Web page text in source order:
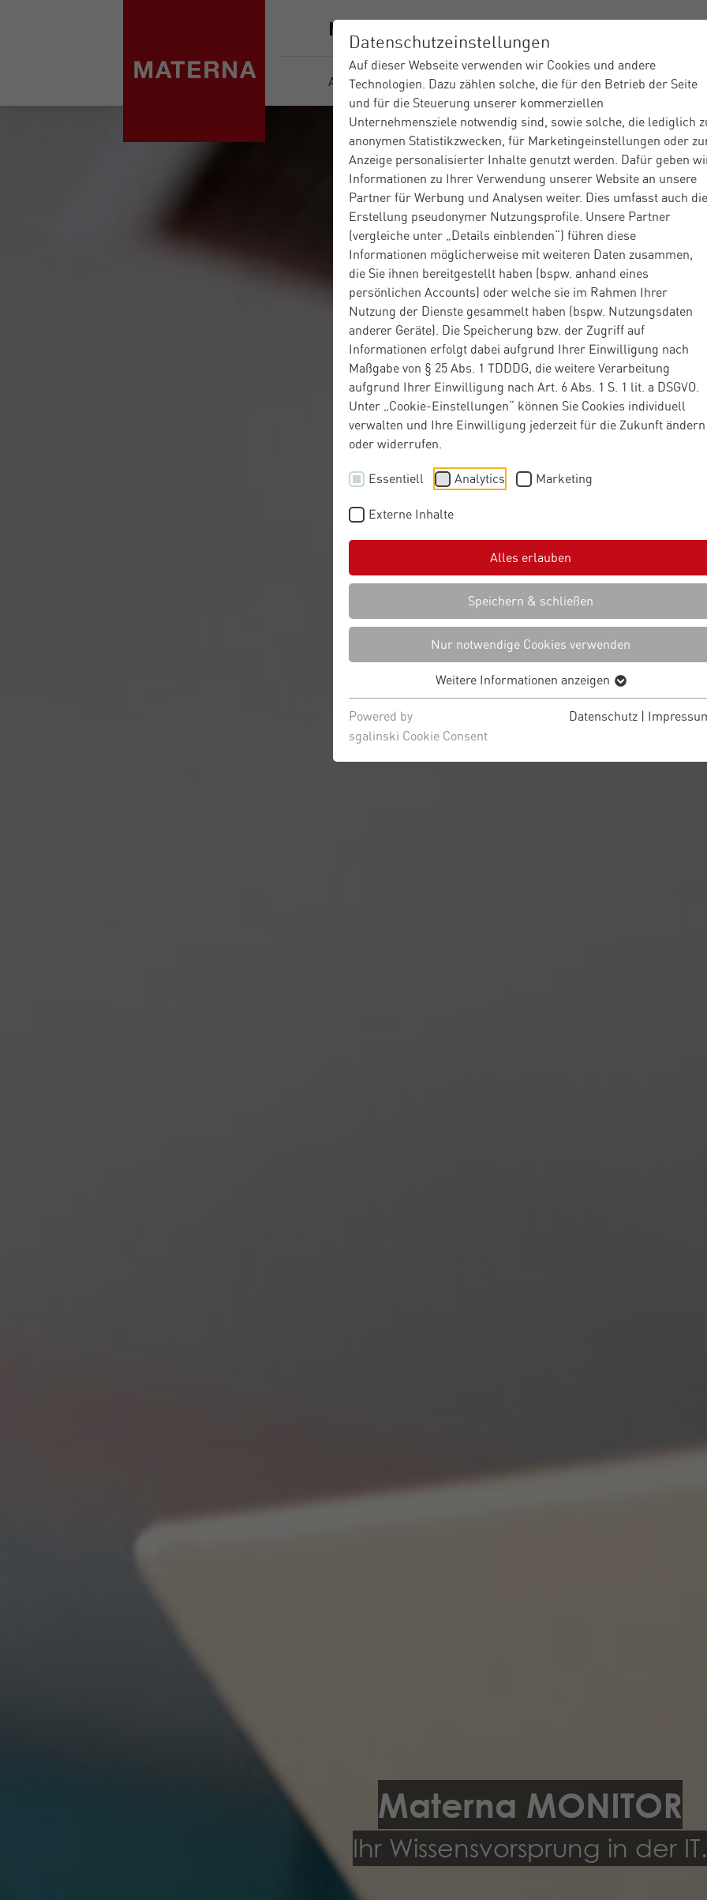
Datenschutzeinstellungen
Auf dieser Webseite verwenden wir Cookies und andere
Technologien. Dazu zählen solche, die für den Betrieb der Seite
und für die Steuerung unserer kommerziellen
Unternehmensziele notwendig sind, sowie solche, die lediglich
anonymen Statistikzwecken, für Marketingeinstellungen oder
Anzeige personalisierter Inhalte genutzt werden. Dafür geben
Informationen zu Ihrer Verwendung unserer Website an unsere
Partner für Werbung und Analysen weiter. Dies umfasst auch die
Erstellung pseudonymer Nutzungsprofile. Unsere Partner
(vergleiche unter „Details einblenden“) führen diese
Informationen möglicherweise mit weiteren Daten zusammen,
die Sie ihnen bereitgestellt haben (bspw. anhand eines
persönlichen Accounts) oder welche sie im Rahmen Ihrer
Nutzung der Dienste gesammelt haben (bspw. Nutzungsdaten
anderer Geräte). Die Speicherung bzw. der Zugriff auf
Informationen erfolgt dabei aufgrund Ihrer Einwilligung nach
Maßgabe von § 25 Abs. 1 TDDDG, die weitere Verarbeitung
aufgrund Ihrer Einwilligung nach Art. 6 Abs. 1 S. 1 lit. a DSGVO.
Unter „Cookie-Einstellungen“ können Sie Cookies individuell
verwalten und Ihre Einwilligung jederzeit für die Zukunft ändern
oder widerrufen.
Essentiell Analytics Marketing
Externe Inhalte
Alles erlauben
Speichern & schließen
Nur notwendige Cookies verwenden
Weitere Informationen anzeigen
Powered by
sgalinski Cookie Consent
Datenschutz |
Materna MONITOR
Aktuelle Ausgabe Frühere Ausgaben Jetzt abonnieren ←
Materna MONITOR
Ihr Wissensvorsprung in der IT.